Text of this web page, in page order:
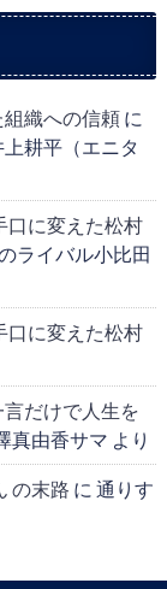
織への信頼に
耕平（エニタ
口に変えた松村
ライバル小比田
口に変えた松村
だけで人生を
真由香サマ より
の末路 に 通りす